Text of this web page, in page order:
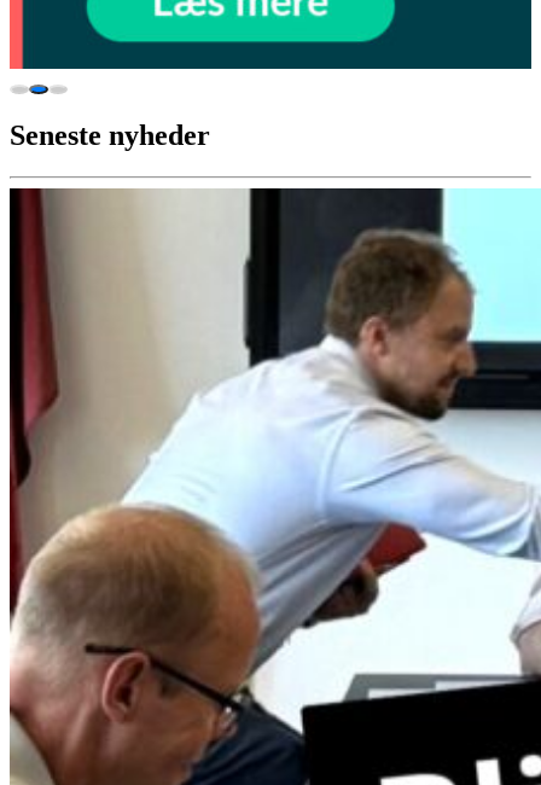
Seneste nyheder